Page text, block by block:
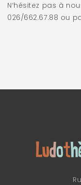
N’hésitez pas à
026/662.67.88 ou